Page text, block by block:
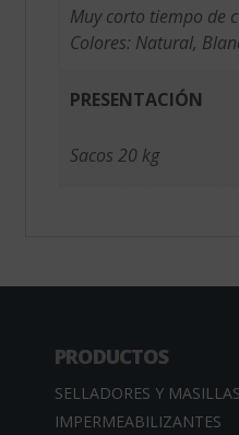
Muy corto tiempo de
Colores: Natural,
PRESENTACIÓN
Sacos 20 kg
PRODUCTOS
SELLADORES Y MASILLAS
IMPERMEABILIZANTES